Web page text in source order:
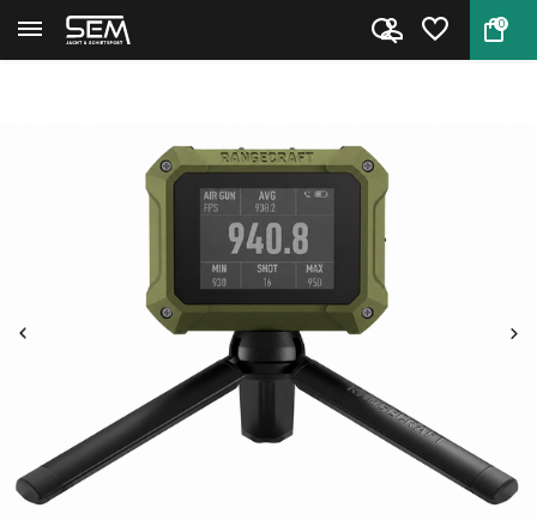
0
Terug Home Athlon Optics Rangecraft Veloc...